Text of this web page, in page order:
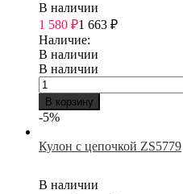
В наличии
1 580 ₽1 663 ₽
Наличие:
В наличии
В наличии
В корзину
-5%
Кулон с цепочкой ZS5779
В наличии